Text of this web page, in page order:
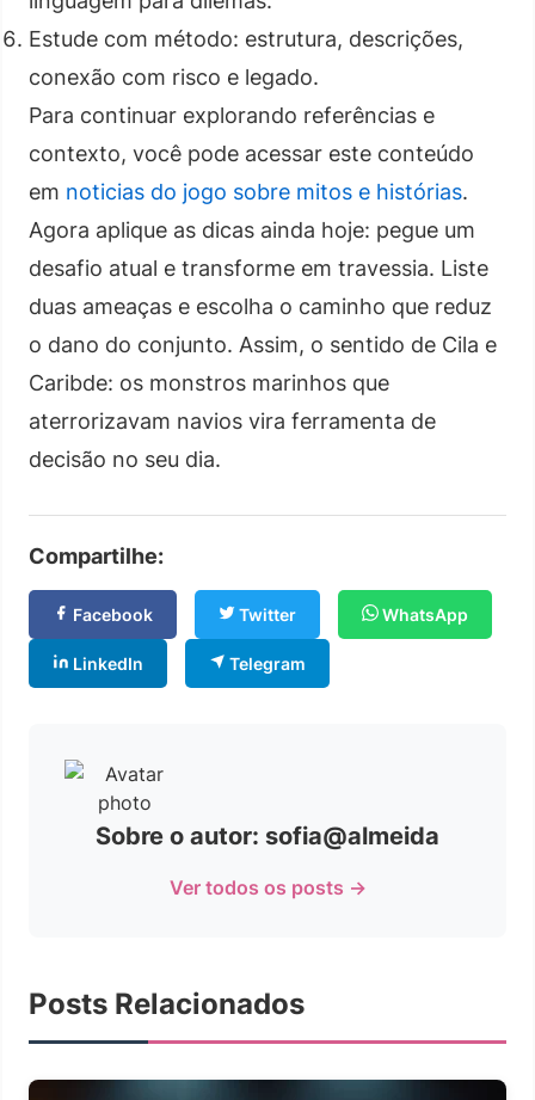
Estude com método: estrutura, descrições,
conexão com risco e legado.
Para continuar explorando referências e
contexto, você pode acessar este conteúdo
em noticias do jogo sobre mitos e histórias.
Agora aplique as dicas ainda hoje: pegue um
desafio atual e transforme em travessia. Liste
duas ameaças e escolha o caminho que reduz
o dano do conjunto. Assim, o sentido de Cila e
Caribde: os monstros marinhos que
aterrorizavam navios vira ferramenta de
decisão no seu dia.
Compartilhe:
Facebook Twitter WhatsApp
LinkedIn Telegram
Sobre o autor: sofia@almeida
Ver todos os posts →
Posts Relacionados